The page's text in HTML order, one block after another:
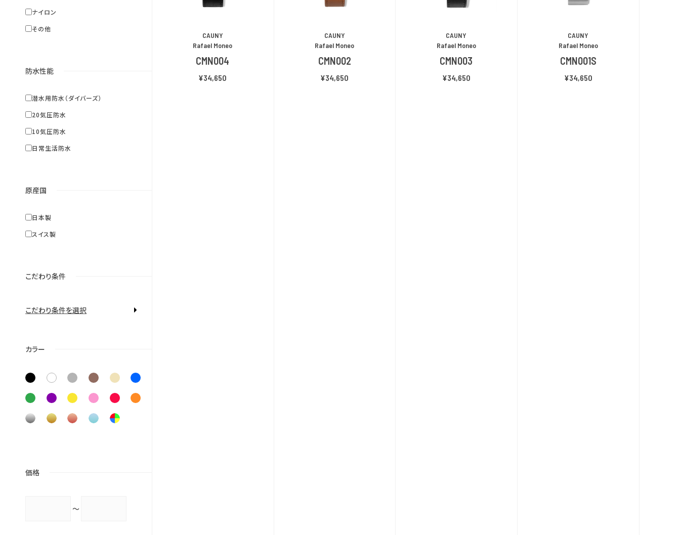
ナイロン
その他
防水性能
潜水用防水（ダイバーズ）
20気圧防水
10気圧防水
日常生活防水
原産国
日本製
スイス製
こだわり条件
こだわり条件を選択
カラー
価格
～
バックライト
CAUNY
Rafael Moneo
CMN004
¥34,650
CAUNY
Rafael Moneo
CMN002
¥34,650
CAUNY
Rafael Moneo
CMN003
¥34,650
CAUNY
Rafael Moneo
CMN001S
¥34,650